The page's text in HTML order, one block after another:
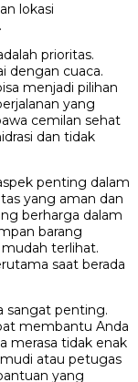
lokasi
prioritas.
dengan cuaca.
menjadi pilihan
yang
cemilan sehat
dan tidak
penting dalam
yang aman dan
berharga dalam
barang
terlihat.
saat berada
sangat penting.
membantu Anda
merasa tidak enak
atau petugas
yang